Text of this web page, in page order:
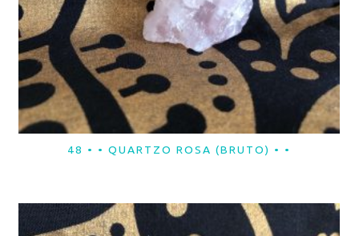
LER MAIS
48 • • QUARTZO ROSA (BRUTO) • •